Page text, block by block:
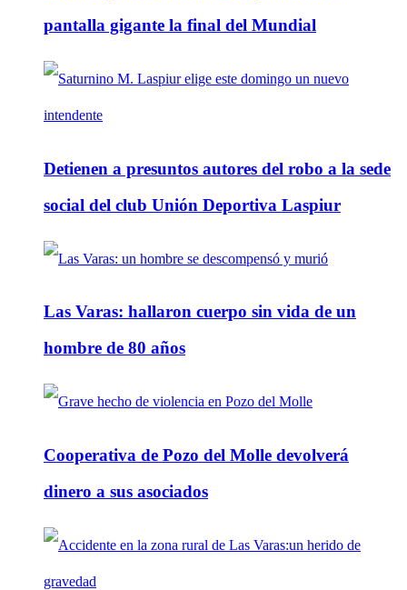
pantalla gigante la final del Mundial
Detienen a presuntos autores del robo a la sede
social del club Unión Deportiva Laspiur
Las Varas: hallaron cuerpo sin vida de un
hombre de 80 años
Cooperativa de Pozo del Molle devolverá
dinero a sus asociados